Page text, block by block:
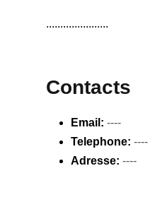
......................
Contacts
Email: ----
Telephone: ----
Adresse: ----